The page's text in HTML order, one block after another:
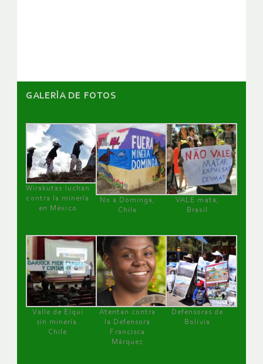
GALERÌA DE FOTOS
Wirakutas luchan
contra la minería
en México
No a Dominga,
Chile
VALE mata,
Brasil
Valle de Elqui
sin minería.
Chile
Atentan contra
la Defensora
Francisca
Márquez
Defensoras de
Bolivia